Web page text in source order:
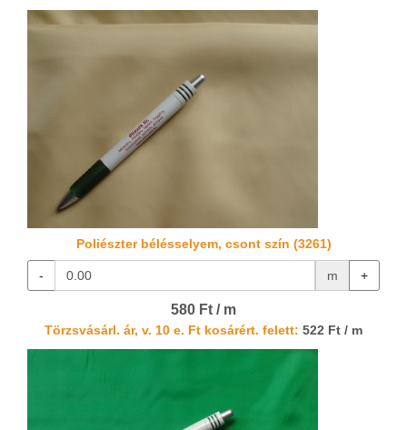
Poliészter bélésselyem, csont szín (3261)
- m +
580 Ft / m
Törzsvásárl. ár, v. 10 e. Ft kosárért. felett: 522 Ft / m